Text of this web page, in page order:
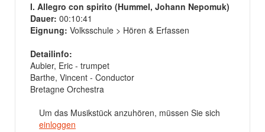
I. Allegro con spirito (Hummel, Johann Nepomuk)
Dauer: 00:10:41
Eignung: Volksschule > Hören & Erfassen
Detailinfo:
Aubier, Eric - trumpet
Barthe, Vincent - Conductor
Bretagne Orchestra
Um das Musikstück anzuhören, müssen Sie sich
einloggen